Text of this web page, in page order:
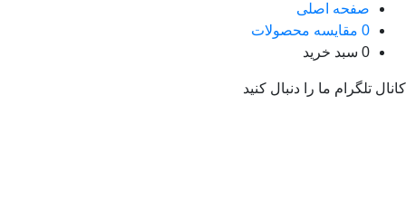
صفحه اصلی
0
مقایسه محصولات
0
سبد خرید
تلگرام ما را دنبال کنید